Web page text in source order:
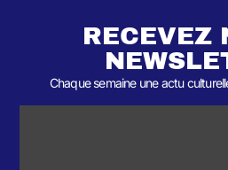
RECEVEZ
Chaque semaine une actu